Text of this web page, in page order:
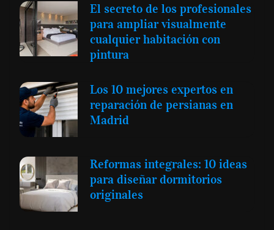
El secreto de los profesionales
para ampliar visualmente
cualquier habitación con
pintura
Los 10 mejores expertos en
reparación de persianas en
Madrid
Reformas integrales: 10 ideas
para diseñar dormitorios
originales